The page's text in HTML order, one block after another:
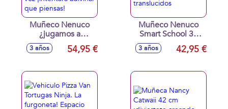
Muñeco Nenuco
¿jugamos a
adivinar? 39 cm
interactivo con
reconocimiento de
adivinar que
piensas!
3 años 54,95 €
Muñeco Nenuco
Smart School 35
cm con mesa de
luz multicolor y
translucidos
3 años 42,95 €